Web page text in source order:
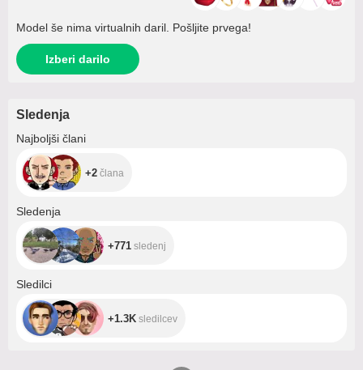
Model še nima virtualnih daril. Pošljite prvega!
Izberi darilo
Sledenja
Najboljši člani+2
+2 člana
Sledenja
+771 sledenj
Sledilci
+1.3K sledilcev